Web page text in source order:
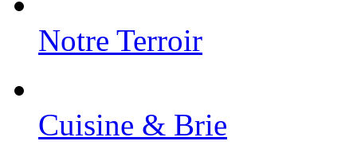
Notre Terroir
Cuisine & Brie